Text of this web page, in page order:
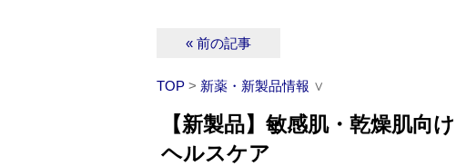
« 前の記事
TOP > 新薬・新製品情報 ∨
【新製品】敏感肌・乾燥肌
ヘルスケア